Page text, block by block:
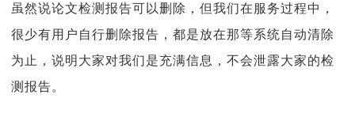
虽然说论文检测报告可以删除，但我们在服务过程中，
很少有用户自行删除报告，都是放在那等系统自动清除
为止，说明大家对我们是充满信息，不会泄露大家的检
测报告。